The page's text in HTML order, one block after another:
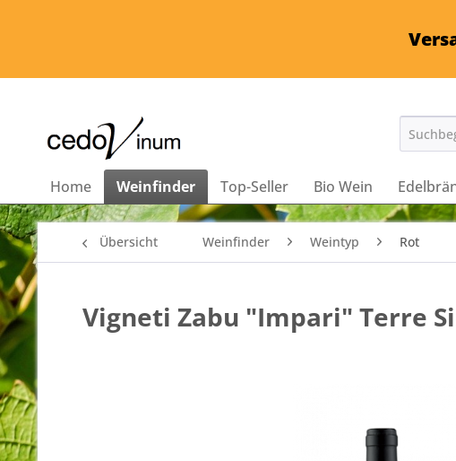
Home Weinfinder Top-Seller Bio Wein
Übersicht Weinfinder Weintyp Rot
Vigneti Zabu "Impari" Terre